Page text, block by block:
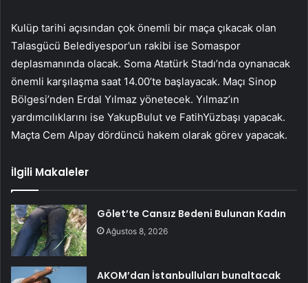
Kulüp tarihi açısından çok önemli bir maça çıkacak olan
Talasgücü Belediyespor’un rakibi ise Somaspor
deplasmanında olacak. Soma Atatürk Stadı’nda oynanacak
önemli karşılaşma saat 14.00’te başlayacak. Maçı Sinop
Bölgesi’nden Erdal Yılmaz yönetecek. Yılmaz’ın
yardımcılıklarını ise YakupBulut ve FatihYüzbaşı yapacak.
Maçta Cem Alpay dördüncü hakem olarak görev yapacak.
İlgili Makaleler
Gölet’te Cansız Bedeni Bulunan Kadın
Ağustos 8, 2026
AKOM’dan İstanbulluları bunaltacak